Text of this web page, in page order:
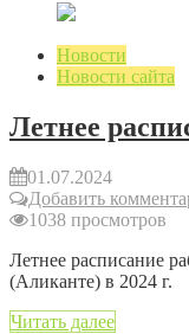
Новости
Новости сайта
Летнее
01.07.2024
Добавить
1038 просмотров
Летнее расписание
(Аликанте) в 2024 г.
Читать далее